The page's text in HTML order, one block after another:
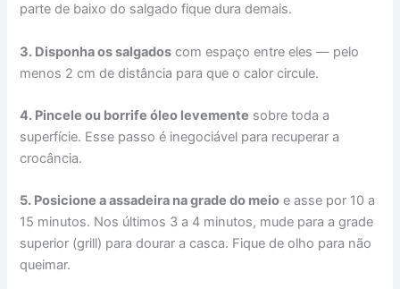
parte de baixo do salgado fique dura demais.
3. Disponha os salgados com espaço entre eles — pelo
menos 2 cm de distância para que o calor circule.
4. Pincele ou borrife óleo levemente sobre toda a
superfície. Esse passo é inegociável para recuperar a
crocância.
5. Posicione a assadeira na grade do meio e asse por 10 a
15 minutos. Nos últimos 3 a 4 minutos, mude para a grade
superior (grill) para dourar a casca. Fique de olho para não
queimar.